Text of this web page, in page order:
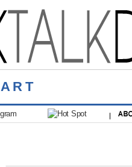
ART